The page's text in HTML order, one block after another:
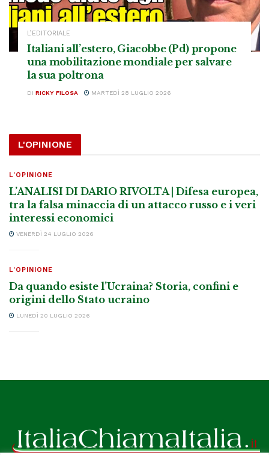
L’EDITORIALE
Italiani all’estero, Giacobbe (Pd) propone
una mobilitazione mondiale per salvare
la sua poltrona
DI RICKY FILOSA MARTEDÌ 28 LUGLIO 2026
L'OPINIONE
L'OPINIONE
L’ANALISI DI DARIO RIVOLTA | Difesa europea,
tra la falsa minaccia di un attacco russo e i veri
interessi economici
VENERDÌ 24 LUGLIO 2026
L'OPINIONE
Da quando esiste l’Ucraina? Storia, confini e
origini dello Stato ucraino
LUNEDÌ 20 LUGLIO 2026